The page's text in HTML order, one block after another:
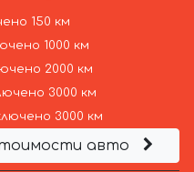
150 км
1000 км
2000 км
3000 км
3000 км
авто